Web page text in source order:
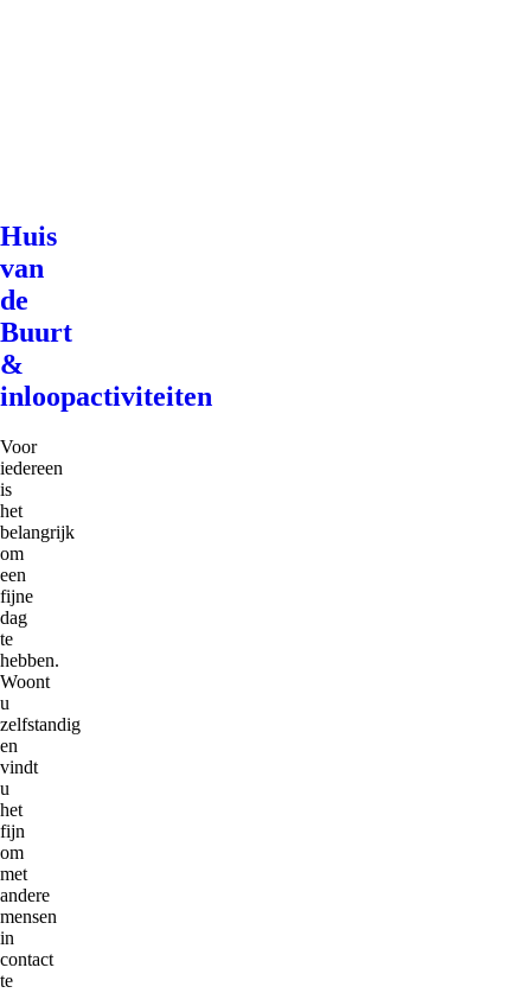
Huis
van
de
Buurt
&
inloopactiviteiten
Voor
iedereen
is
het
belangrijk
om
een
fijne
dag
te
hebben.
Woont
u
zelfstandig
en
vindt
u
het
fijn
om
met
andere
mensen
in
contact
te